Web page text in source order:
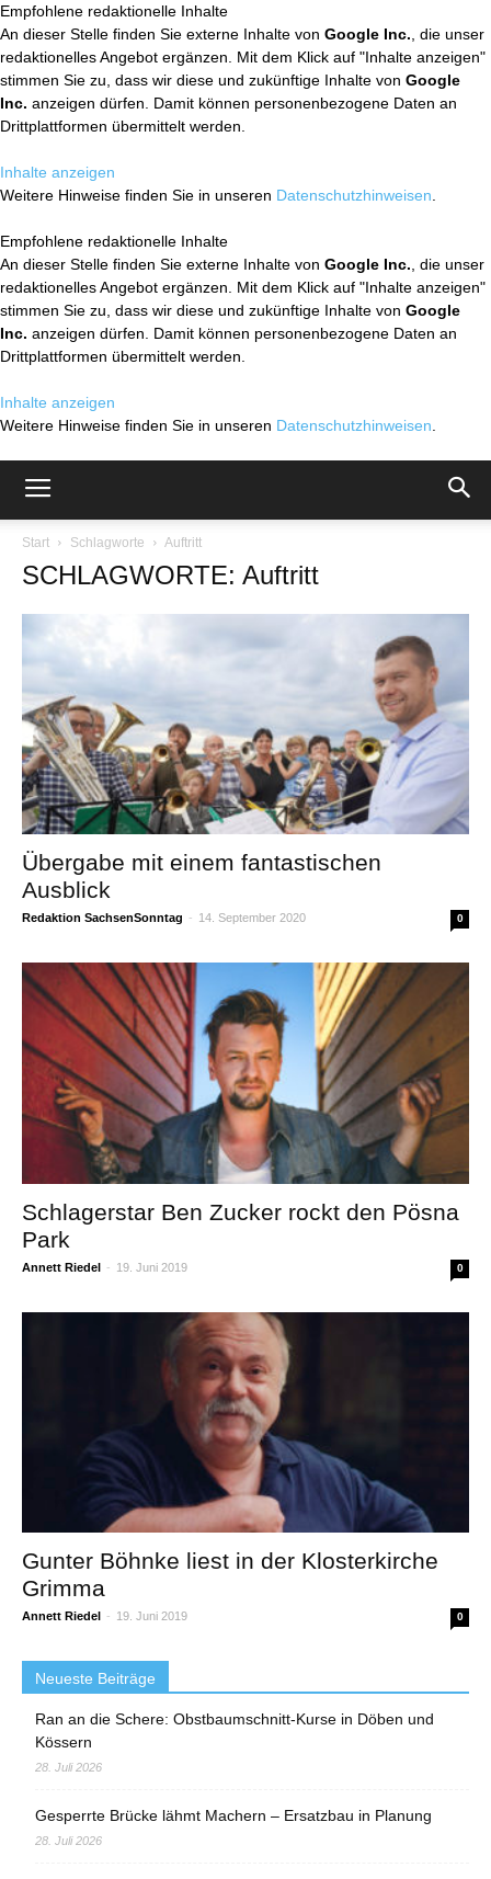
Empfohlene redaktionelle Inhalte
An dieser Stelle finden Sie externe Inhalte von Google Inc. , die unser
redaktionelles Angebot ergänzen. Mit dem Klick auf "Inhalte anzeigen"
stimmen Sie zu, dass wir diese und zukünftige Inhalte von Google
Inc. anzeigen dürfen. Damit können personenbezogene Daten an
Drittplattformen übermittelt werden.
Inhalte anzeigen
Weitere Hinweise finden Sie in unseren Datenschutzhinweisen
Empfohlene redaktionelle Inhalte
An dieser Stelle finden Sie externe Inhalte von Google Inc. , die unser
redaktionelles Angebot ergänzen. Mit dem Klick auf "Inhalte anzeigen"
stimmen Sie zu, dass wir diese und zukünftige Inhalte von Google
Inc. anzeigen dürfen. Damit können personenbezogene Daten an
Drittplattformen übermittelt werden.
Inhalte anzeigen
Weitere Hinweise finden Sie in unseren Datenschutzhinweisen
Start Schlagworte Auftritt
SCHLAGWORTE: Auftritt
Übergabe mit einem fantastischen
Ausblick
Redaktion SachsenSonntag - 14. September 2020 0
Schlagerstar Ben Zucker rockt den Pösna
Park
Annett Riedel - 19. Juni 2019 0
Gunter Böhnke liest in der Klosterkirche
Grimma
Annett Riedel - 19. Juni 2019 0
Neueste Beiträge
Ran an die Schere: Obstbaumschnitt-Kurse in Döben und
Kössern
28. Juli 2026
Gesperrte Brücke lähmt Machern – Ersatzbau in Planung
28. Juli 2026